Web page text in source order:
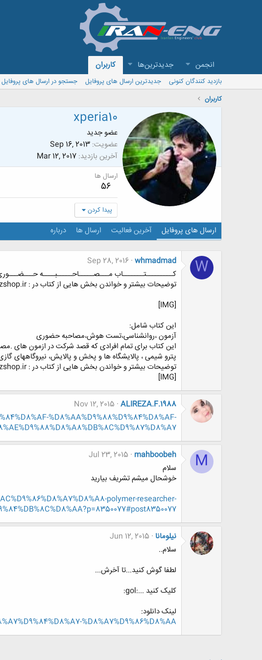
انجمن جدیدترین‌ها کاربران
بازدید کنندگان کنونی جدیدترین ارسال های پروفایل
جستجو در ارسال های پروفایل
کاربران
xperia10
عضو جدید
عضویت Sep 16, 2013
آخرین بازدید Mar 12, 2017
ارسال ها
56
پیدا کردن
ارسال های پروفایل آخرین فعالیت ارسال ها درباره
W
whmadmad
Sep 28, 2016
کـــــــــتـــــــاب مـــصـــــاحـــــبــــه
توضیحات بیشتر و خواندن بخش هایی از کتاب در : vzshop.ir
[IMG]
این کتاب شامل:
آزمون ،روانشناسی،تست هوش،مصاحبه حضوری
این کتاب برای تمام افرادی که قصد شرکت در ازمون
پترو شیمی ، پالایشگاه ها و پخش و پالایش، نیروگاههای
توضیحات بیشتر و خواندن بخش هایی از کتاب در : vzshop.ir
[IMG]
ALIREZA.F.1988
Nov 12, 2015
%D8%AA%D9%88%D9%84%D8%AF-
M
mahboobeh
Jul 23, 2015
سلام
خوشحال میشم تشریف بیارید
polymer-researcher-
نیلومانا Jun 12, 2015
سلام..
لطفا گوش کنید...تا آخرش...
کلیک کنید ...:gol:
لینک دانلود:
%D8%A7%D9%86%D8%AA/